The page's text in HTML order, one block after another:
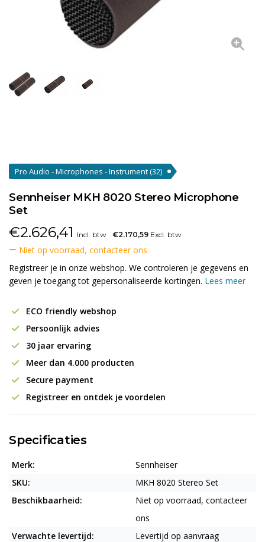
Pro Audio - Microphones - Instrument(32)
Sennheiser MKH 8020 Stereo Microphone
Set
€2.626,41 Incl. btw €2.170,59 Excl. btw
Niet op voorraad, contacteer ons
Registreer je in onze webshop. We controleren je gegevens en
geven je toegang tot gepersonaliseerde kortingen. Lees meer
ECO friendly webshop
Persoonlijk advies
30 jaar ervaring
Meer dan 4.000 producten
Secure payment
Registreer en ontdek je voordelen
Specificaties
Merk:
Sennheiser
SKU:
MKH 8020 Stereo Set
Beschikbaarheid:
Niet op voorraad, contacteer
ons
Verwachte levertijd:
Levertijd op aanvraag